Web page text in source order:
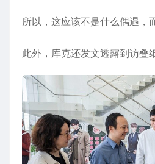
所以，这应该不是什么偶遇，
此外，库克还发文透露到访叠